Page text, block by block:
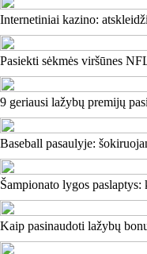
Internetiniai kazino:
Pasiekti sėkmės viršūnes
9 geriausi lažybų premijų
Baseball pasaulyje:
Šampionato lygos
Kaip pasinaudoti lažybų